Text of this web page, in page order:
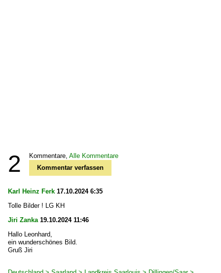
2 Kommentare, Alle Kommentare
Kommentar verfassen
Karl Heinz Ferk 17.10.2024 6:35
Tolle Bilder ! LG KH
Jiri Zanka 19.10.2024 11:46
Hallo Leonhard,
ein wunderschönes Bild.
Gruß Jiri